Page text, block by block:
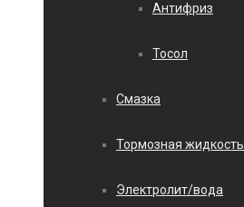
Антифриз
Тосол
Смазка
Тормозная жидкость
Электролит/вода